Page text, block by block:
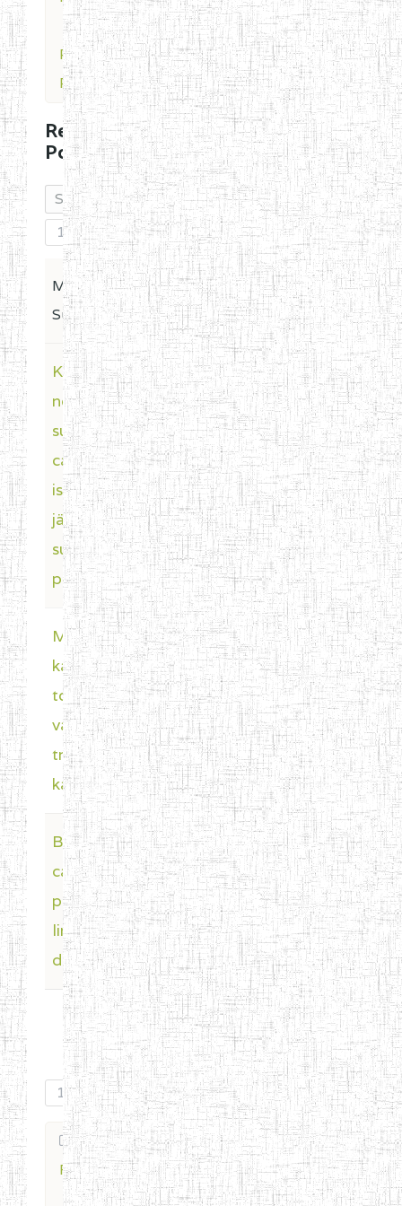
Recent
Posts
Recent
Posts
1
Message /
Subject
Last Post
Kuinka
nopeasti
sugar rush
casino siirtää
isommat
jättipotit
suoraan
pankkitilil
Last Postby
Evelynn
2 weeks 5
hours ago
Miten
käteispalautus
toimii, kun
valintasi on
trumo
kasinot?
Last Postby
wonderful
2 weeks 3
days ago
Bagaimana
cara akses
pgking lewat
link alternatif
di hp?
Last Postby
ShonOmalley
4 weeks 2
hours ago
1
Forum